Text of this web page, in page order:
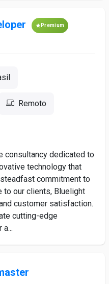
Premium
Remoto
consultancy dedicated to
technology that
commitment to
our clients, Bluelight
customer satisfaction.
cutting-edge